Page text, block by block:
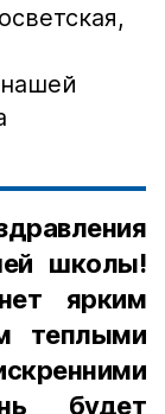
школы!
ярким
теплыми
будет